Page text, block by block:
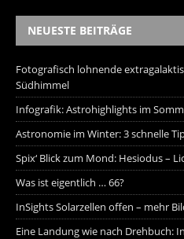
NEUESTE BEITRÄGE
Fotografisch lohnende
Südhimmel
Infografik: Astrohighlights im
Astronomie im Winter: 3 schnelle
Spix‘ Blick zum Mond: Hesiodus –
Was ist eigentlich … 66?
InSights Solarzellen offen – mehr
Eine Landung wie nach Drehbuch: